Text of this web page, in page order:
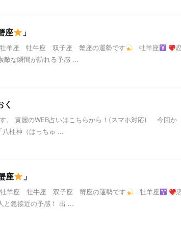
座 」
羊座 牡牛座 双子座 蟹座の運勢です 牡羊座
敵な瞬間が訪れる予感 ...
。 黄麗のWEB占いはこちらから！(スマホ対応) 今回か
八柱神（はっちゅ ...
座 」
牡羊座 牡牛座 双子座 蟹座の運勢です 牡羊座
と急接近の予感！ 出 ...